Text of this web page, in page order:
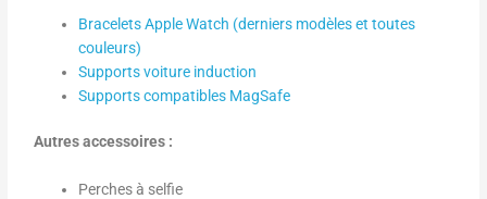
Bracelets Apple Watch (derniers modèles et toutes
couleurs)
Supports voiture induction
Supports compatibles MagSafe
Autres accessoires :
Perches à selfie